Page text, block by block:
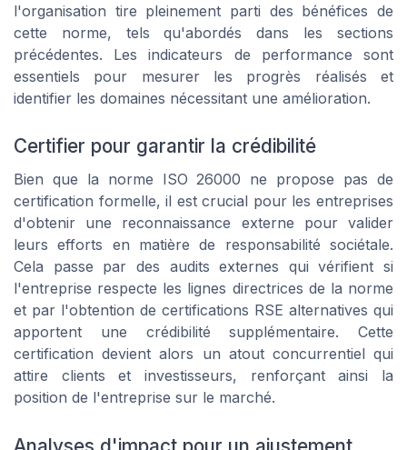
l'organisation tire pleinement parti des bénéfices de
cette norme, tels qu'abordés dans les sections
précédentes. Les indicateurs de performance sont
essentiels pour mesurer les progrès réalisés et
identifier les domaines nécessitant une amélioration.
Certifier pour garantir la crédibilité
Bien que la norme ISO 26000 ne propose pas de
certification formelle, il est crucial pour les entreprises
d'obtenir une reconnaissance externe pour valider
leurs efforts en matière de responsabilité sociétale.
Cela passe par des audits externes qui vérifient si
l'entreprise respecte les lignes directrices de la norme
et par l'obtention de certifications RSE alternatives qui
apportent une crédibilité supplémentaire. Cette
certification devient alors un atout concurrentiel qui
attire clients et investisseurs, renforçant ainsi la
position de l'entreprise sur le marché.